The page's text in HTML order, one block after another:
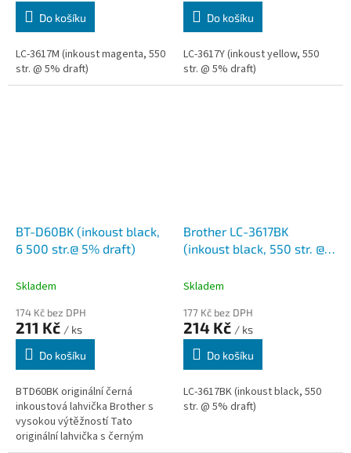
Do košíku
LC-3617M (inkoust magenta, 550
str. @ 5% draft)
Do košíku
LC-3617Y (inkoust yellow, 550
str. @ 5% draft)
BT-D60BK (inkoust black,
6 500 str.@ 5% draft)
Skladem
174 Kč bez DPH
211 Kč / ks
Do košíku
BTD60BK originální černá
inkoustová lahvička Brother s
vysokou výtěžností Tato
originální lahvička s černým
Brother LC-3617BK
(inkoust black, 550 str. @
Skladem
177 Kč bez DPH
214 Kč / ks
Do košíku
LC-3617BK (inkoust black, 550
str. @ 5% draft)